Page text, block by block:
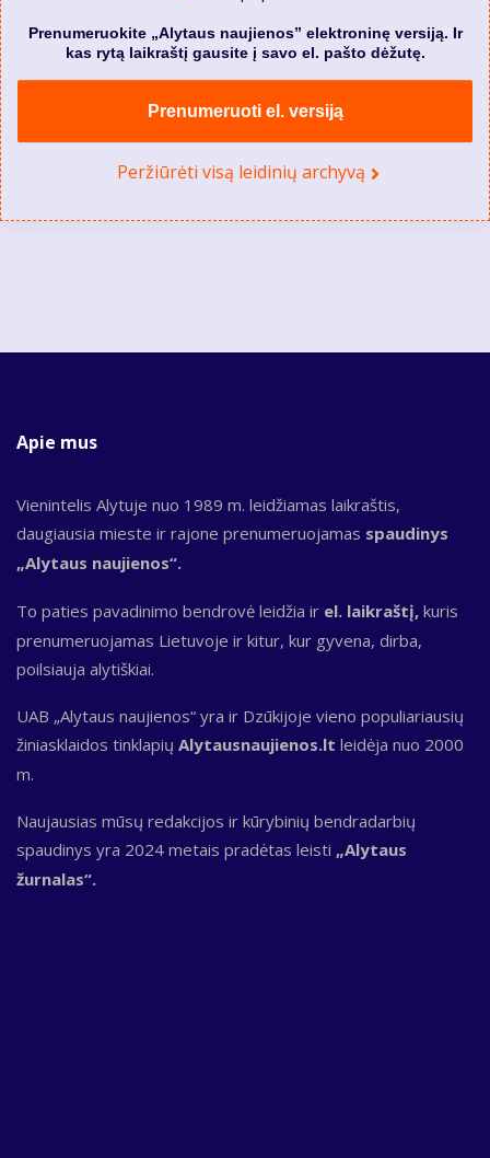
Prenumeruokite „Alytaus naujienos” elektroninę versiją. Ir
kas rytą laikraštį gausite į savo el. pašto dėžutę.
Prenumeruoti el. versiją
Peržiūrėti visą leidinių archyvą
Apie mus
Vienintelis Alytuje nuo 1989 m. leidžiamas laikraštis,
daugiausia mieste ir rajone prenumeruojamas spaudinys
„Alytaus naujienos“.
To paties pavadinimo bendrovė leidžia ir el. laikraštį, kuris
prenumeruojamas Lietuvoje ir kitur, kur gyvena, dirba,
poilsiauja alytiškiai.
UAB „Alytaus naujienos“ yra ir Dzūkijoje vieno populiariausių
žiniasklaidos tinklapių Alytausnaujienos.lt leidėja nuo 2000
m.
Naujausias mūsų redakcijos ir kūrybinių bendradarbių
spaudinys yra 2024 metais pradėtas leisti „Alytaus
žurnalas“.